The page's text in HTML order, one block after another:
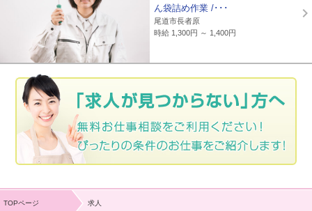
ん袋詰め作業 /･･･
尾道市長者原
時給 1,300円 ～ 1,400円
TOPページ 求人